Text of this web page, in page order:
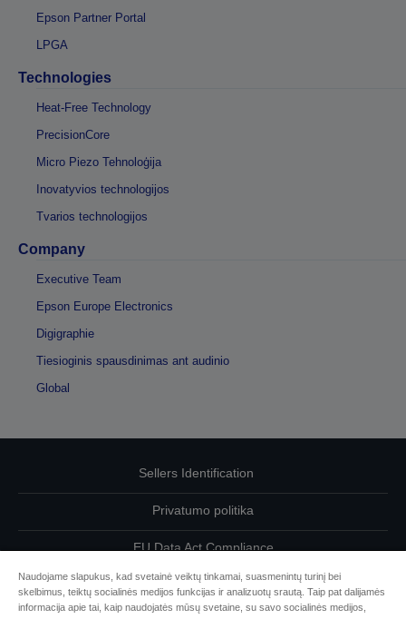
Epson Partner Portal
LPGA
Technologies
Heat-Free Technology
PrecisionCore
Micro Piezo Tehnoloģija
Inovatyvios technologijos
Tvarios technologijos
Company
Executive Team
Epson Europe Electronics
Digigraphie
Tiesioginis spausdinimas ant audinio
Global
Sellers Identification
Privatumo politika
EU Data Act Compliance
Susisiekite su mumis dėl savo duomenų
Naudojame slapukus, kad svetainė veiktų tinkamai, suasmenintų turinį bei
skelbimus, teiktų socialinės medijos funkcijas ir analizuotų srautą. Taip pat dalijamės
informacija apie tai, kaip naudojatės mūsų svetaine, su savo socialinės medijos,